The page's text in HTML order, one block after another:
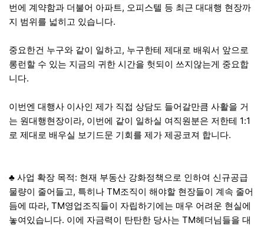
번에 계약함과 더불어 아파트, 오피스텔 등 최근 대대행 현장까
지 범위를 넓히고 있습니다.
중요한건 누구와 같이 일하고, 누구한테 제대로 배워서 앞으로
롱런할 수 있는 지금의 귀한 시간을 헛되이 쓰지않는게 중요합
니다.
이번엔 대행사 이사인 제가 직접 상담도 들어갈만큼 사활을 거
는 원대행현장이라, 이번에 같이 일하실 여직원분은 저한테 1:1
로 제대로 배우실 보기드문 기회를 제가 제공코져 합니다.
♣ 사업 확장 목적: 현재 부동산 강화정책으로 인하여 신규공급
물량이 줄어들고, 특히나 TM조직이 해야할 현장들이 계속 줄어
듬에 따라, TM영업조직들이 자립하기에는 매우 어려운 현실에
놓여있습니다. 이에 자금력이 탄탄한 당사는 TM헤더님들을 대